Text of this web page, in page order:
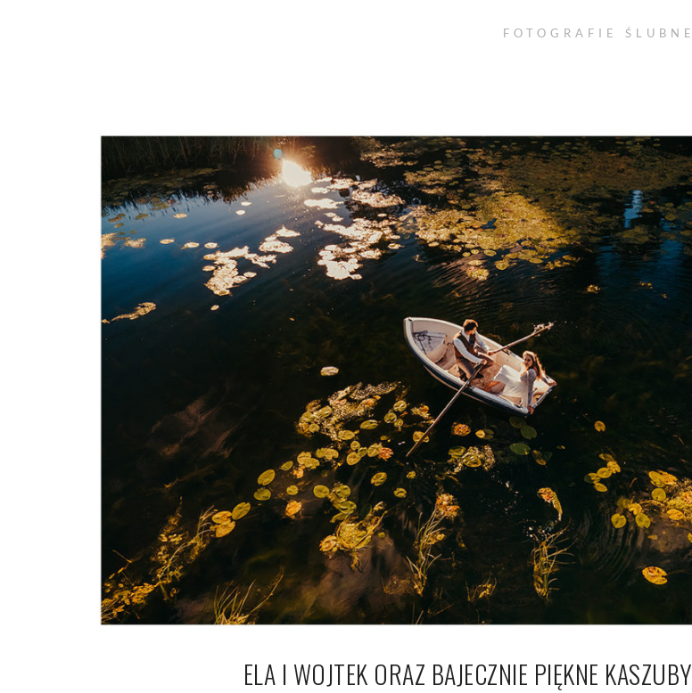
FOTOGRAFIE ŚLUBNE
ELA I WOJTEK ORAZ BAJECZNIE PIĘKNE KASZUBY